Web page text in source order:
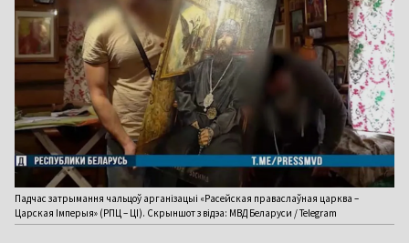
Падчас затрымання чальцоў арганізацыі «Расейская праваслаўная царква –
Царская Імперыя» (РПЦ – ЦІ). Скрыншот з відэа: МВД Беларуси / Telegram